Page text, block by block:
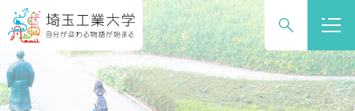
ロ
バ
ル
文
ー
ル
ナ
ッ
ー
へ